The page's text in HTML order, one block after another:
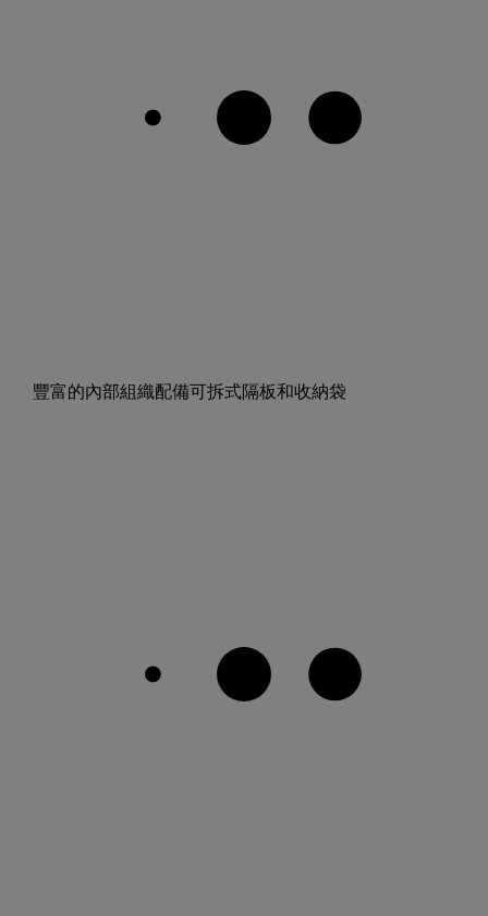
豐富的內部組織配備可拆式隔板和收納袋